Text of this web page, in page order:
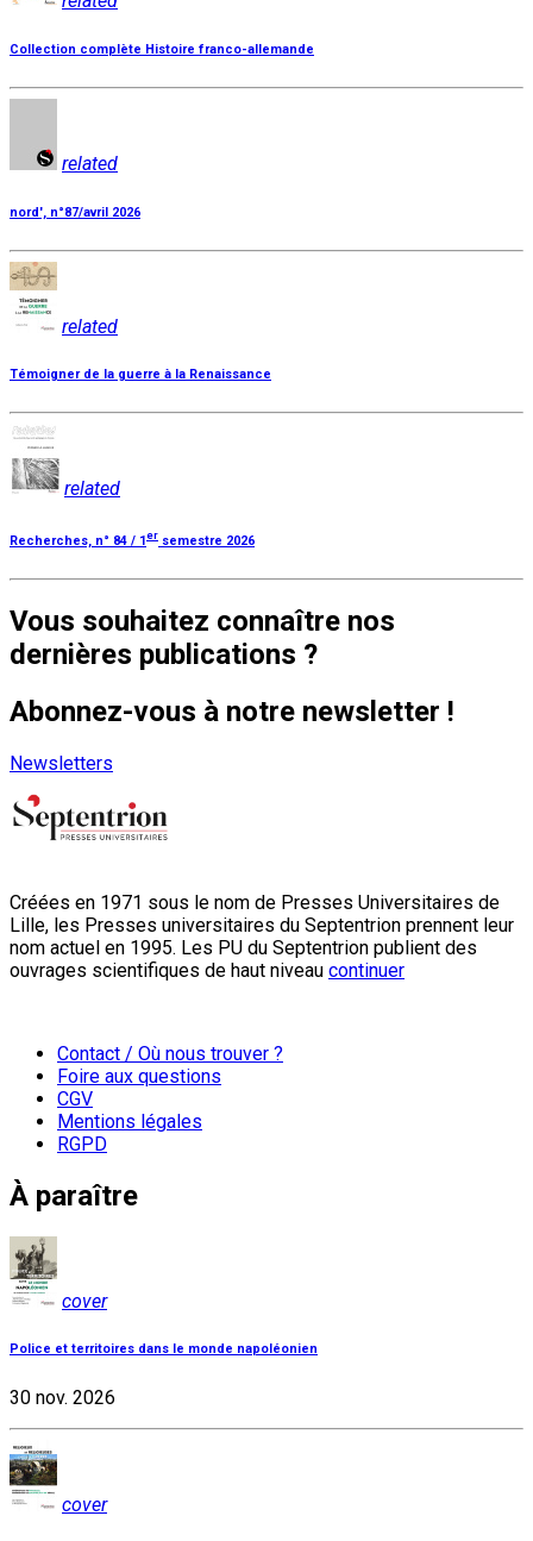
Collection complète Histoire franco-allemande
related
nord', n°87/avril 2026
related
Témoigner de la guerre à la Renaissance
related
Recherches, n° 84 / 1er semestre 2026
Vous souhaitez connaître nos
dernières publications ?
Abonnez-vous à notre newsletter !
Newsletters
Créées en 1971 sous le nom de Presses Universitaires de
Lille, les Presses universitaires du Septentrion prennent leur
nom actuel en 1995. Les PU du Septentrion publient des
ouvrages scientifiques de haut niveau continuer
Contact / Où nous trouver ?
Foire aux questions
CGV
Mentions légales
RGPD
À paraître
cover
Police et territoires dans le monde napoléonien
30 nov. 2026
cover